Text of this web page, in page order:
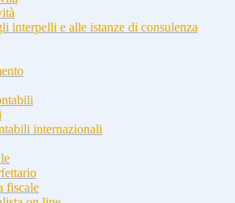
interpelli e alle istanze di consulenza
internazionali
fiscale